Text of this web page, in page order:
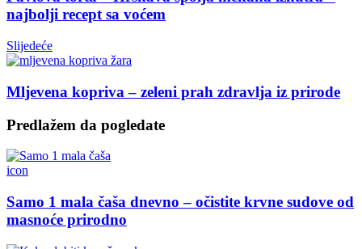
najbolji recept sa voćem
Slijedeće
Mljevena kopriva – zeleni prah zdravlja iz prirode
Predlažem da pogledate
icon
Samo 1 mala čaša dnevno – očistite krvne sudove od
masnoće prirodno